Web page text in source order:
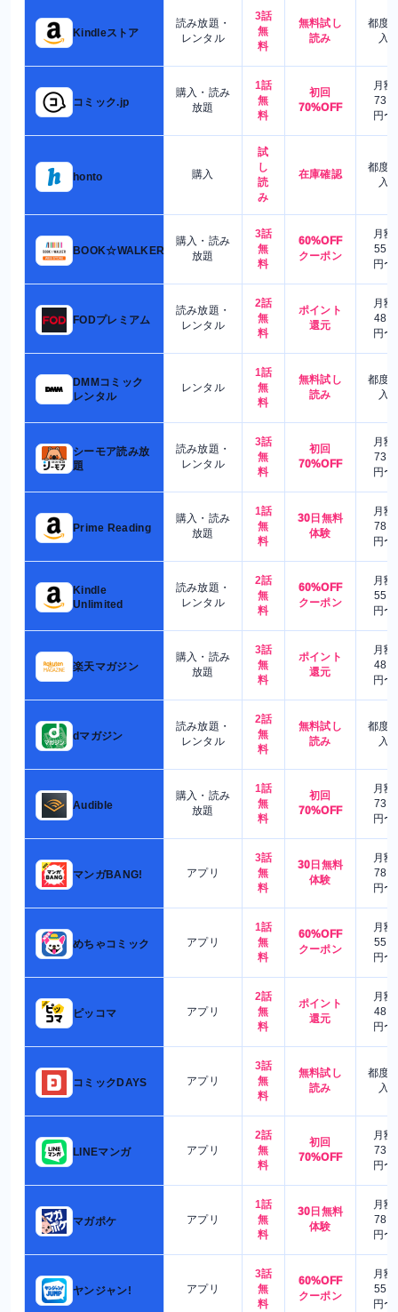
Kindleストア
読み放題・
レンタル
3話
無
料
無料試し
読み
都度
入
コミック.jp
購入・読み
放題
1話
無
料
初回
70%OFF
月額
730
円〜
honto 購入
試
し
読
み
在庫確認
都度
入
BOOK☆WALKER
購入・読み
放題
3話
無
料
60%OFF
クーポン
月額
550
円〜
FODプレミアム
読み放題・
レンタル
2話
無
料
ポイント
還元
月額
480
円〜
DMMコミック
レンタル
レンタル
1話
無
料
無料試し
読み
都度
入
シーモア読み放
題
読み放題・
レンタル
3話
無
料
初回
70%OFF
月額
730
円〜
Prime Reading
購入・読み
放題
1話
無
料
30日無料
体験
月額
780
円〜
Kindle
Unlimited
読み放題・
レンタル
2話
無
料
60%OFF
クーポン
月額
550
円〜
楽天マガジン
購入・読み
放題
3話
無
料
ポイント
還元
月額
480
円〜
dマガジン
読み放題・
レンタル
2話
無
料
無料試し
読み
都度
入
Audible
購入・読み
放題
1話
無
料
初回
70%OFF
月額
730
円〜
マンガBANG! アプリ
3話
無
料
30日無料
体験
月額
780
円〜
めちゃコミック アプリ
1話
無
料
60%OFF
クーポン
月額
550
円〜
ピッコマ アプリ
2話
無
料
ポイント
還元
月額
480
円〜
コミックDAYS アプリ
3話
無
料
無料試し
読み
都度
入
LINEマンガ アプリ
2話
無
料
初回
70%OFF
月額
730
円〜
マガポケ アプリ
1話
無
料
30日無料
体験
月額
780
円〜
ヤンジャン! アプリ
3話
無
料
60%OFF
クーポン
月額
550
円〜